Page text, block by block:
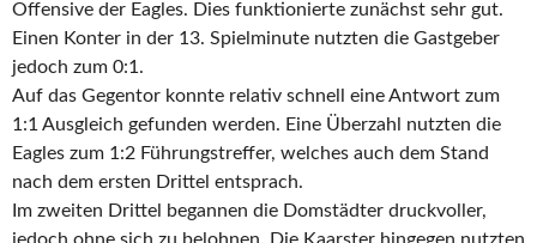
Offensive der Eagles. Dies funktionierte zunächst sehr gut.
Einen Konter in der 13. Spielminute nutzten die Gastgeber
jedoch zum 0:1.
Auf das Gegentor konnte relativ schnell eine Antwort zum
1:1 Ausgleich gefunden werden. Eine Überzahl nutzten die
Eagles zum 1:2 Führungstreffer, welches auch dem Stand
nach dem ersten Drittel entsprach.
Im zweiten Drittel begannen die Domstädter druckvoller,
jedoch ohne sich zu belohnen. Die Kaarster hingegen nutzten